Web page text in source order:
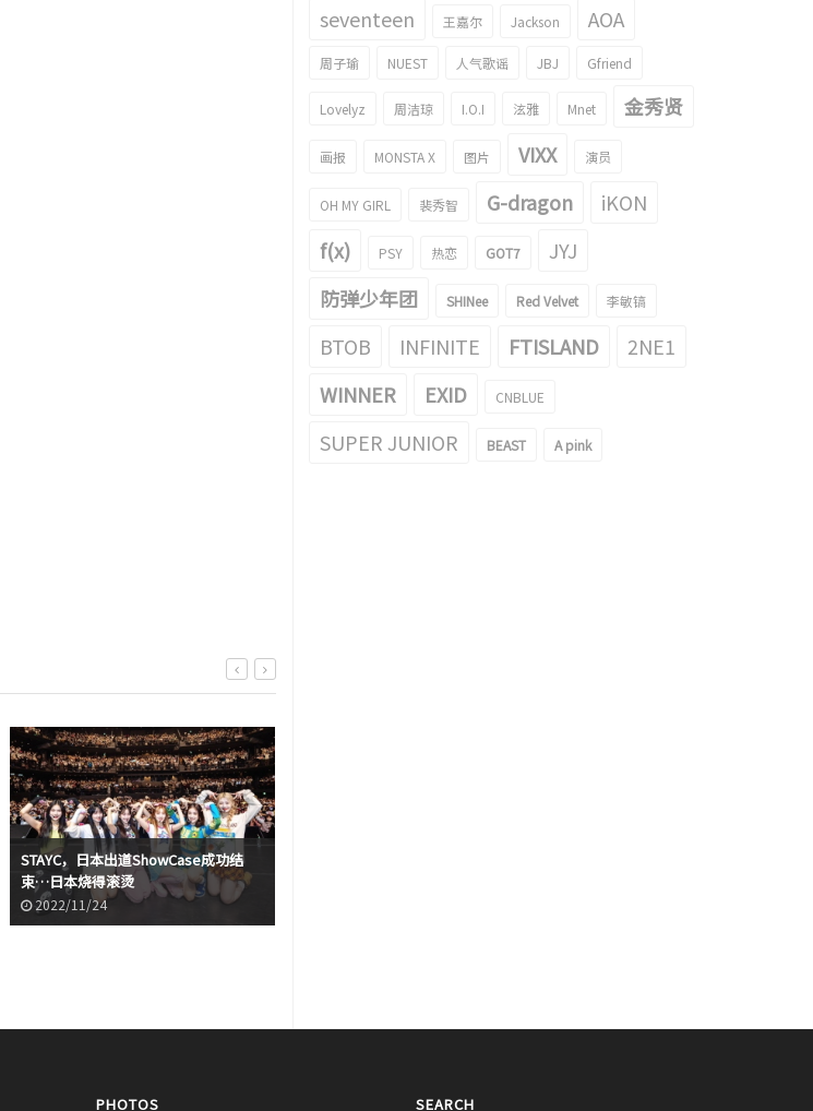
STAYC，日本出道ShowCase成功结
束…日本烧得滚烫
2022/11/24
seventeen 王嘉尔 Jackson AOA
周子瑜 NUEST 人气歌谣 JBJ Gfriend
Lovelyz 周洁琼 I.O.I 泫雅 Mnet 金秀贤
画报 MONSTA X 图片 VIXX 演员
OH MY GIRL 裴秀智 G-dragon
iKON
f(x)
PSY 热恋 GOT7
JYJ
防弹少年团
SHINee Red Velvet 李敏镐
BTOB INFINITE FTISLAND
2NE1
WINNER
EXID CNBLUE
SUPER JUNIOR BEAST A pink
PHOTOS SEARCH